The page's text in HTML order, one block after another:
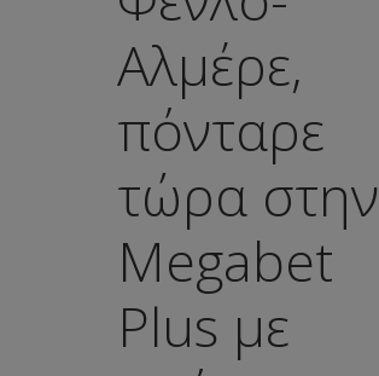
Αλμέρε,
πόνταρε
τώρα στην
Megabet
Plus με